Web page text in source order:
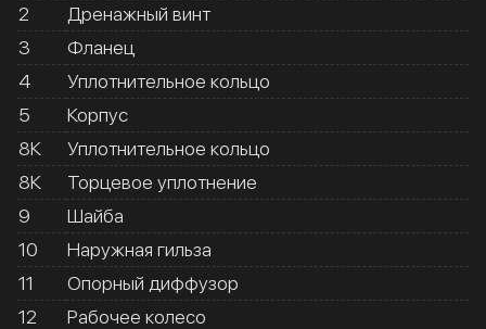
2
Дренажный винт
3
Фланец
4
Уплотнительное кольцо
5
Корпус
8К
Уплотнительное кольцо
8К
Торцевое уплотнение
9
Шайба
10
Наружная гильза
11
Опорный диффузор
12
Рабочее колесо